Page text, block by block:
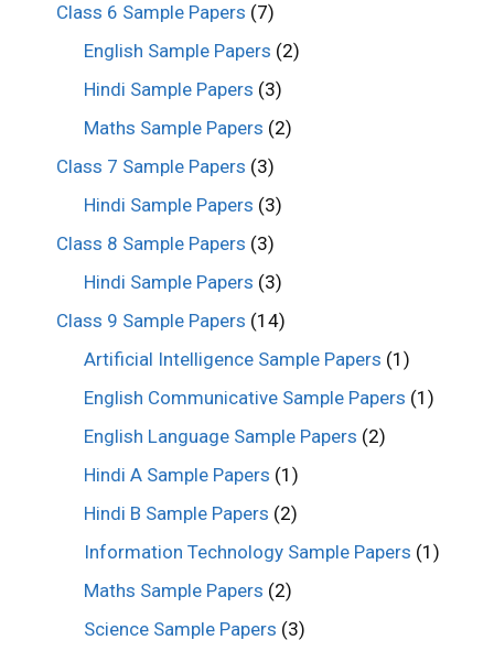
Class 6 Sample Papers (7)
English Sample Papers (2)
Hindi Sample Papers (3)
Maths Sample Papers (2)
Class 7 Sample Papers (3)
Hindi Sample Papers (3)
Class 8 Sample Papers (3)
Hindi Sample Papers (3)
Class 9 Sample Papers (14)
Artificial Intelligence Sample Papers (1)
English Communicative Sample Papers (1)
English Language Sample Papers (2)
Hindi A Sample Papers (1)
Hindi B Sample Papers (2)
Information Technology Sample Papers (1)
Maths Sample Papers (2)
Science Sample Papers (3)